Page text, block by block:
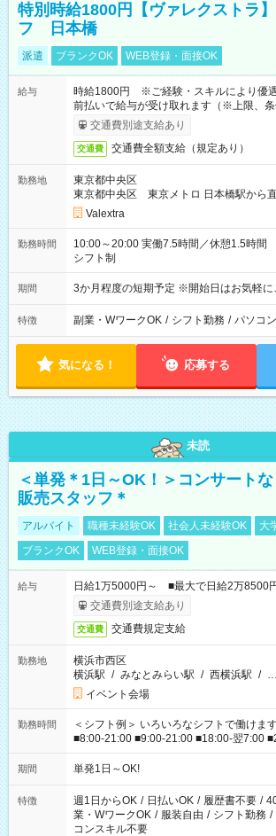
特別時給1800円【ヴァレクストラ
フ 日本橋
派遣 ブランクOK WEB登録・面接OK
給与
時給1800円 ※ご経験・スキルにより優
前払いで給与が受け取れます（※上限、条
交通費別途支給あり
交通費 交通費全額支給（規定あり）
勤務地
東京都中央区
東京都中央区 東京メトロ 日本橋駅から直
Valextra
勤務時間
10:00～20:00 実働7.5時間／休憩1.5時間 営業時間に合わせた
シフト制
期間 3か月程度の短期予定 ※開始日はお気軽に
特徴 副業・WワークOK / シフト勤務 / パソコ
気になる！ 応募する
未読
＜単発＊1日～OK！＞コンサート
販売スタッフ＊
アルバイト 職種未経験OK 社会人未経験OK
大
ブランクOK
WEB登録・面接OK
給与
日給1万5000円～ ■最大で日給2万8500
交通費別途支給あり
交通費 交通費規定支給
勤務地
横浜市西区
横浜駅 / みなとみらい駅 / 西横浜駅 / …
イベント会場
勤務時間
＜シフト例＞ いろいろなシフトで働けま
■8:00-21:00 ■9:00-21:00 ■18:00-翌7:00
期間 単発1日～OK!
特徴 週1日からOK / 日払いOK / 履歴書不要 /
業・WワークOK / 服装自由 / シフト勤務 /
コンスキル不要